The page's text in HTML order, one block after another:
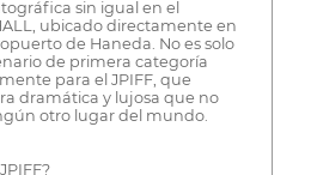
sin igual en el
ubicado directamente en
de Haneda. No es solo
de primera categoría
para el JPIFF, que
dramática y lujosa que no
otro lugar del mundo.